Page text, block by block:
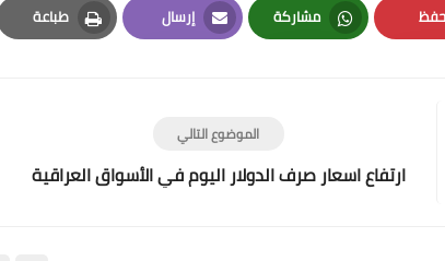
حفظ
Pinterest
مشاركة
Whatsapp
إرسال
Email
طباعة
Print
الموضوع التالي
ارتفاع اسعار صرف الدولار اليوم في الأسواق العراقية
04 أغسطس 2022